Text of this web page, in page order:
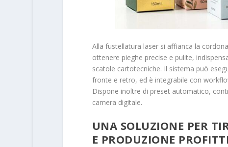
Alla fustellatura laser si affianca la
ottenere pieghe precise e pulite,
scatole cartotecniche. Il sistema può
fronte e retro, ed è integrabile con
Dispone inoltre di preset automatico,
camera digitale.
UNA SOLUZIONE PER
E PRODUZIONE